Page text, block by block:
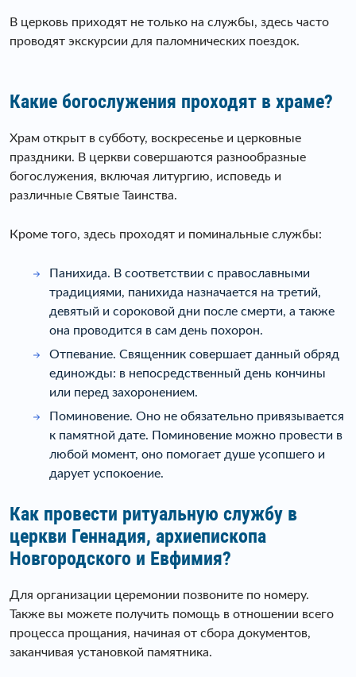
В церковь приходят не только на службы, здесь часто
проводят экскурсии для паломнических поездок.
Какие богослужения проходят в храме?
Храм открыт в субботу, воскресенье и церковные
праздники. В церкви совершаются разнообразные
богослужения, включая литургию, исповедь и
различные Святые Таинства.
Кроме того, здесь проходят и поминальные службы:
Панихида. В соответствии с православными
традициями, панихида назначается на третий,
девятый и сороковой дни после смерти, а также
она проводится в сам день похорон.
Отпевание. Священник совершает данный обряд
единожды: в непосредственный день кончины
или перед захоронением.
Поминовение. Оно не обязательно привязывается
к памятной дате. Поминовение можно провести в
любой момент, оно помогает душе усопшего и
дарует успокоение.
Как провести ритуальную службу в
церкви Геннадия, архиепископа
Новгородского и Евфимия?
Для организации церемонии позвоните по номеру.
Также вы можете получить помощь в отношении всего
процесса прощания, начиная от сбора документов,
заканчивая установкой памятника.